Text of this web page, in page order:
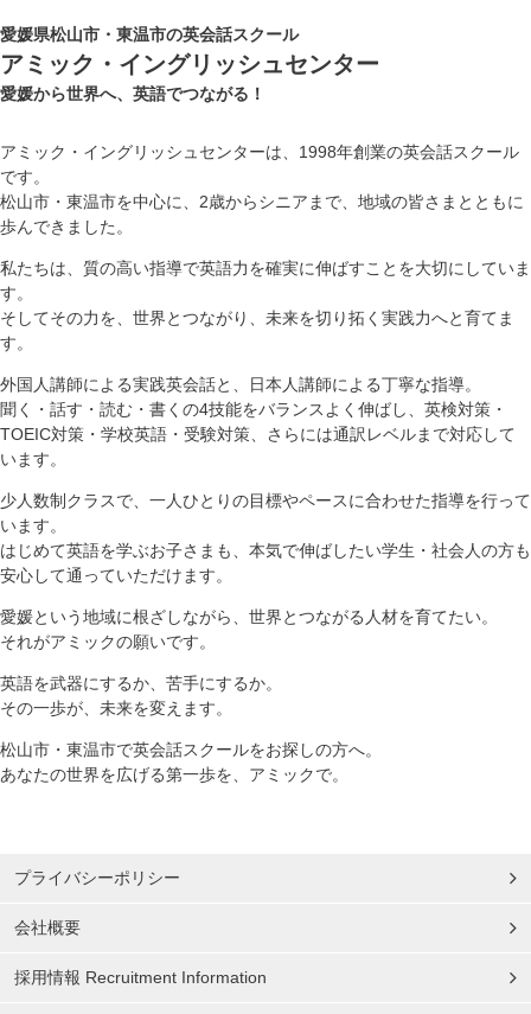
愛媛県松山市・東温市の英会話スクール
アミック・イングリッシュセンター
愛媛から世界へ、英語でつながる！
アミック・イングリッシュセンターは、1998年創業の英会話スクール
です。
松山市・東温市を中心に、2歳からシニアまで、地域の皆さまとともに
歩んできました。
私たちは、質の高い指導で英語力を確実に伸ばすことを大切にしていま
す。
そしてその力を、世界とつながり、未来を切り拓く実践力へと育てま
す。
外国人講師による実践英会話と、日本人講師による丁寧な指導。
聞く・話す・読む・書くの4技能をバランスよく伸ばし、英検対策・
TOEIC対策・学校英語・受験対策、さらには通訳レベルまで対応して
います。
少人数制クラスで、一人ひとりの目標やペースに合わせた指導を行って
います。
はじめて英語を学ぶお子さまも、本気で伸ばしたい学生・社会人の方も
安心して通っていただけます。
愛媛という地域に根ざしながら、世界とつながる人材を育てたい。
それがアミックの願いです。
英語を武器にするか、苦手にするか。
その一歩が、未来を変えます。
松山市・東温市で英会話スクールをお探しの方へ。
あなたの世界を広げる第一歩を、アミックで。
プライバシーポリシー
会社概要
採用情報 Recruitment Information